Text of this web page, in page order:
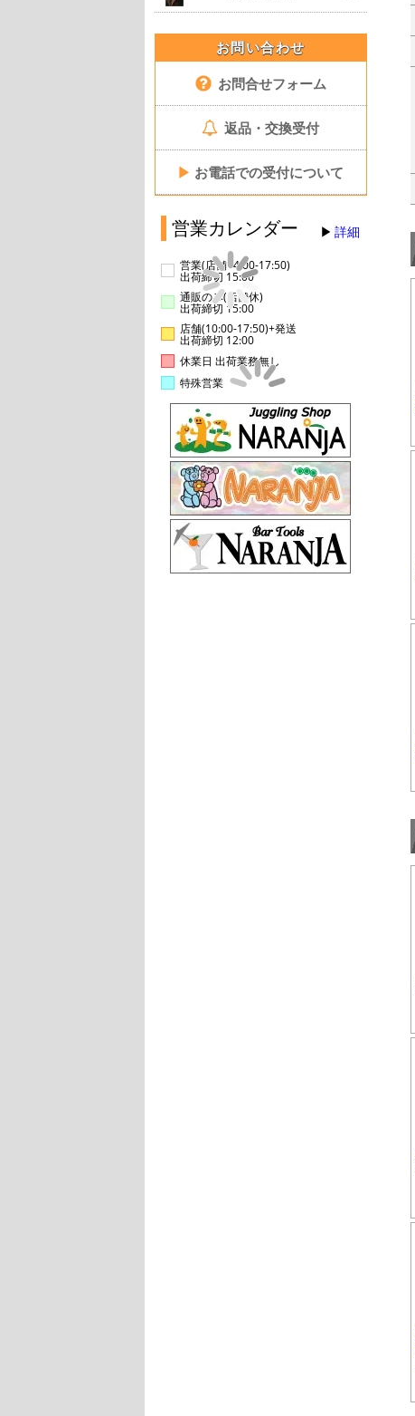
お問い合わせ
お問合せフォーム
返品・交換受付
▶ お電話での受付について
営業カレンダー 詳細
営業(店舗14:00-17:50)
出荷締切 15:00
通販のみ(店舗休)
出荷締切 15:00
店舗(10:00-17:50)+発送
出荷締切 12:00
休業日 出荷業務無し
特殊営業